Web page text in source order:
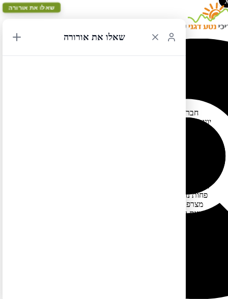
חברות התעופה הבאות טסות ישירות מישראל לארה"ב/קנדה –
יוניטד, דלתא, אמריקן אירליינס, אייר קנדה ואל-על. הרמה של רובן
דומה בדרך כלל (מהנסיון שלי בחלק מהחברות הטיסות דרך אירופה
פחות נוחות מבחינת איכות המטוסים מהטיסות הישירות לארה"ב).
מצרפת כאן רשימה של המלצות בנוגע לטיסות לארה"ב ולקנדה –
יתרונות וחסרונות ודברים שכדאי לדעת בנוגע לבחירת חברת תעופה
שאלו את אורורה
שאלו את אורורה